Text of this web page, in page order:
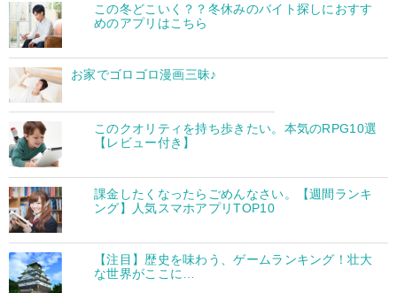
この冬どこいく？？冬休みのバイト探しにおすす
めのアプリはこちら
お家でゴロゴロ漫画三昧♪
このクオリティを持ち歩きたい。本気のRPG10選
【レビュー付き】
課金したくなったらごめんなさい。【週間ランキ
ング】人気スマホアプリTOP10
【注目】歴史を味わう、ゲームランキング！壮大
な世界がここに…